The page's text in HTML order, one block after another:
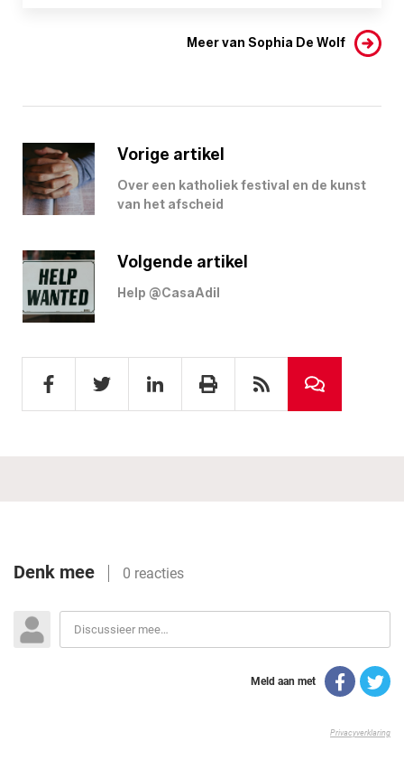
Meer van Sophia De Wolf
Vorige artikel
Over een katholiek festival en de kunst
van het afscheid
Volgende artikel
Help @CasaAdil